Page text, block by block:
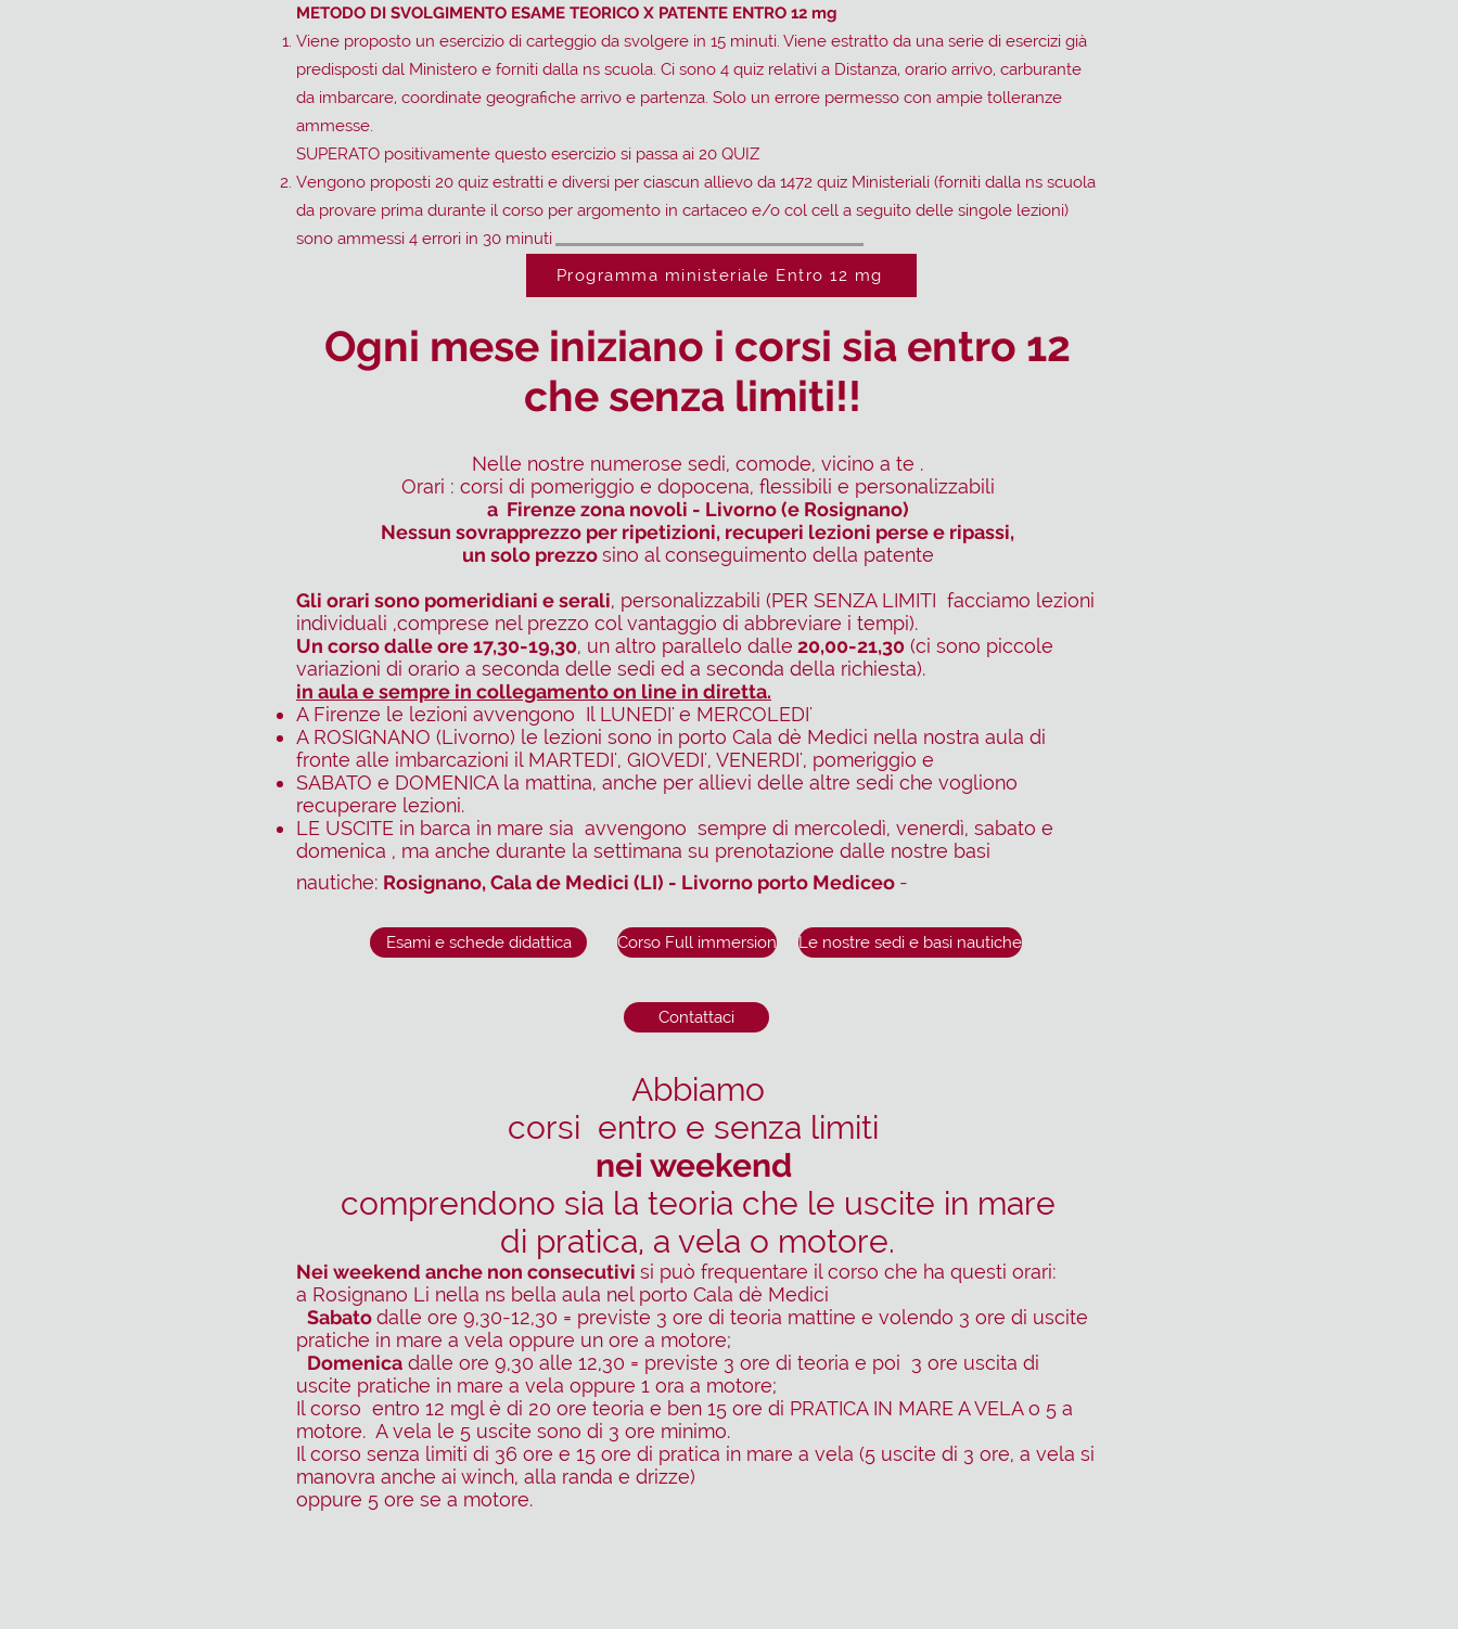
METODO DI SVOLGIMENTO ESAME TEORICO X PATENTE ENTRO 12 mg
Viene proposto un esercizio di carteggio da svolgere in 15 minuti. Viene estratto da una serie di esercizi già
predisposti dal Ministero e forniti dalla ns scuola. Ci sono 4 quiz relativi a Distanza, orario arrivo, carburante
da imbarcare, coordinate geografiche arrivo e partenza. Solo un errore permesso con ampie tolleranze
ammesse.
SUPERATO positivamente questo esercizio si passa ai 20 QUIZ
Vengono proposti 20 quiz estratti e diversi per ciascun allievo da 1472 quiz Ministeriali (forniti dalla ns scuola
da provare prima durante il corso per argomento in cartaceo e/o col cell a seguito delle singole lezioni)
sono ammessi 4 errori in 30 minuti
Ogni mese iniziano i corsi sia entro 12
che senza limiti!!
Nelle nostre numerose sedi, comode, vicino a te .
Orari : corsi di pomeriggio e dopocena, flessibili e personalizzabili
a Firenze zona novoli - Livorno (e Rosignano)
Nessun sovrapprezzo per ripetizioni, recuperi lezioni perse e ripassi,
un solo prezzosino al conseguimento della patente
Gli orari sono pomeridiani e serali, personalizzabili (PER SENZA LIMITI facciamo lezioni
individuali ,comprese nel prezzo col vantaggio di abbreviare i tempi).
Un corso dalle ore 17,30-19,30, un altro parallelo dalle 20,00-21,30 (ci sono piccole
variazioni di orario a seconda delle sedi ed a seconda della richiesta).
in aula e sempre in collegamento on line in diretta.
A Firenze le lezioni avvengono Il LUNEDI' e MERCOLEDI'
A ROSIGNANO (Livorno) le lezioni sono in porto Cala dè Medici nella nostra aula di
fronte alle imbarcazioni il MARTEDI', GIOVEDI', VENERDI', pomeriggio e
SABATO e DOMENICA la mattina, anche per allievi delle altre sedi che vogliono
recuperare lezioni.
LE USCITE in barca in mare sia avvengono sempre di mercoledì, venerdì, sabato e
domenica , ma anche durante la settimana su prenotazione dalle nostre basi
nautiche: Rosignano, Cala de Medici (LI) - Livorno porto Mediceo -
Abbiamo
corsi entro e senza limiti
nei weekend
comprendono sia la teoria che le uscite in mare
di pratica, a vela o motore.
Nei weekend anche non consecutivi si può frequentare il corso che ha questi orari:
a Rosignano Li nella ns bella aula nel porto Cala dè Medici
Sabatodalle ore 9,30-12,30 = previste 3 ore di teoria mattine e volendo 3 ore di uscite
pratiche in mare a vela oppure un ore a motore;
Domenica dalle ore 9,30 alle 12,30 = previste 3 ore di teoria e poi 3 ore uscita di
uscite pratiche in mare a vela oppure 1 ora a motore;
Il corso entro 12 mgl è di 20 ore teoria e ben 15 ore di PRATICA IN MARE A VELA o 5 a
motore. A vela le 5 uscite sono di 3 ore minimo.
Il corso senza limiti di 36 ore e 15 ore di pratica in mare a vela (5 uscite di 3 ore, a vela si
manovra anche ai winch, alla randa e drizze)
oppure 5 ore se a motore.
Corso Full immersion
Esami e schede didattica
Contattaci
Le nostre sedi e basi nautiche
Programma ministeriale Entro 12 mg